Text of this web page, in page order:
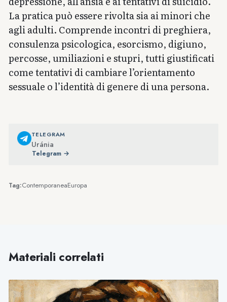
La pratica può essere rivolta sia ai minori che
agli adulti. Comprende incontri di preghiera,
consulenza psicologica, esorcismo, digiuno,
percosse, umiliazioni e stupri, tutti giustificati
come tentativi di cambiare l’orientamento
sessuale o l’identità di genere di una persona.
TELEGRAM
Uránia
Telegram →
Tag:ContemporaneaEuropa
Materiali correlati